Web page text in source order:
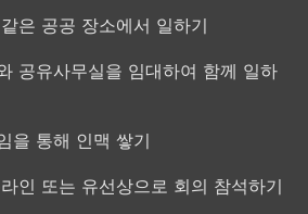
은 공공 장소에서 일하기
공유사무실을 임대하여 함께 일하
을 통해 인맥 쌓기
인 또는 유선상으로 회의 참석하기